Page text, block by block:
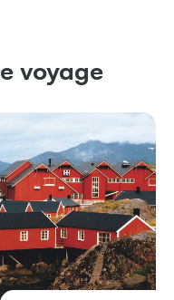
voyage